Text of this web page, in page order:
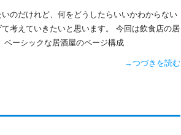
のだけれど、何をどうしたらいいかわからない
考えていきたいと思います。 今回は飲食店の居
ベーシックな居酒屋のページ構成
→つづきを読む